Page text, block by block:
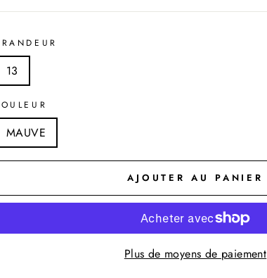
13
MAUVE
AJOUTER AU PANIER
Plus de moyens de paiement